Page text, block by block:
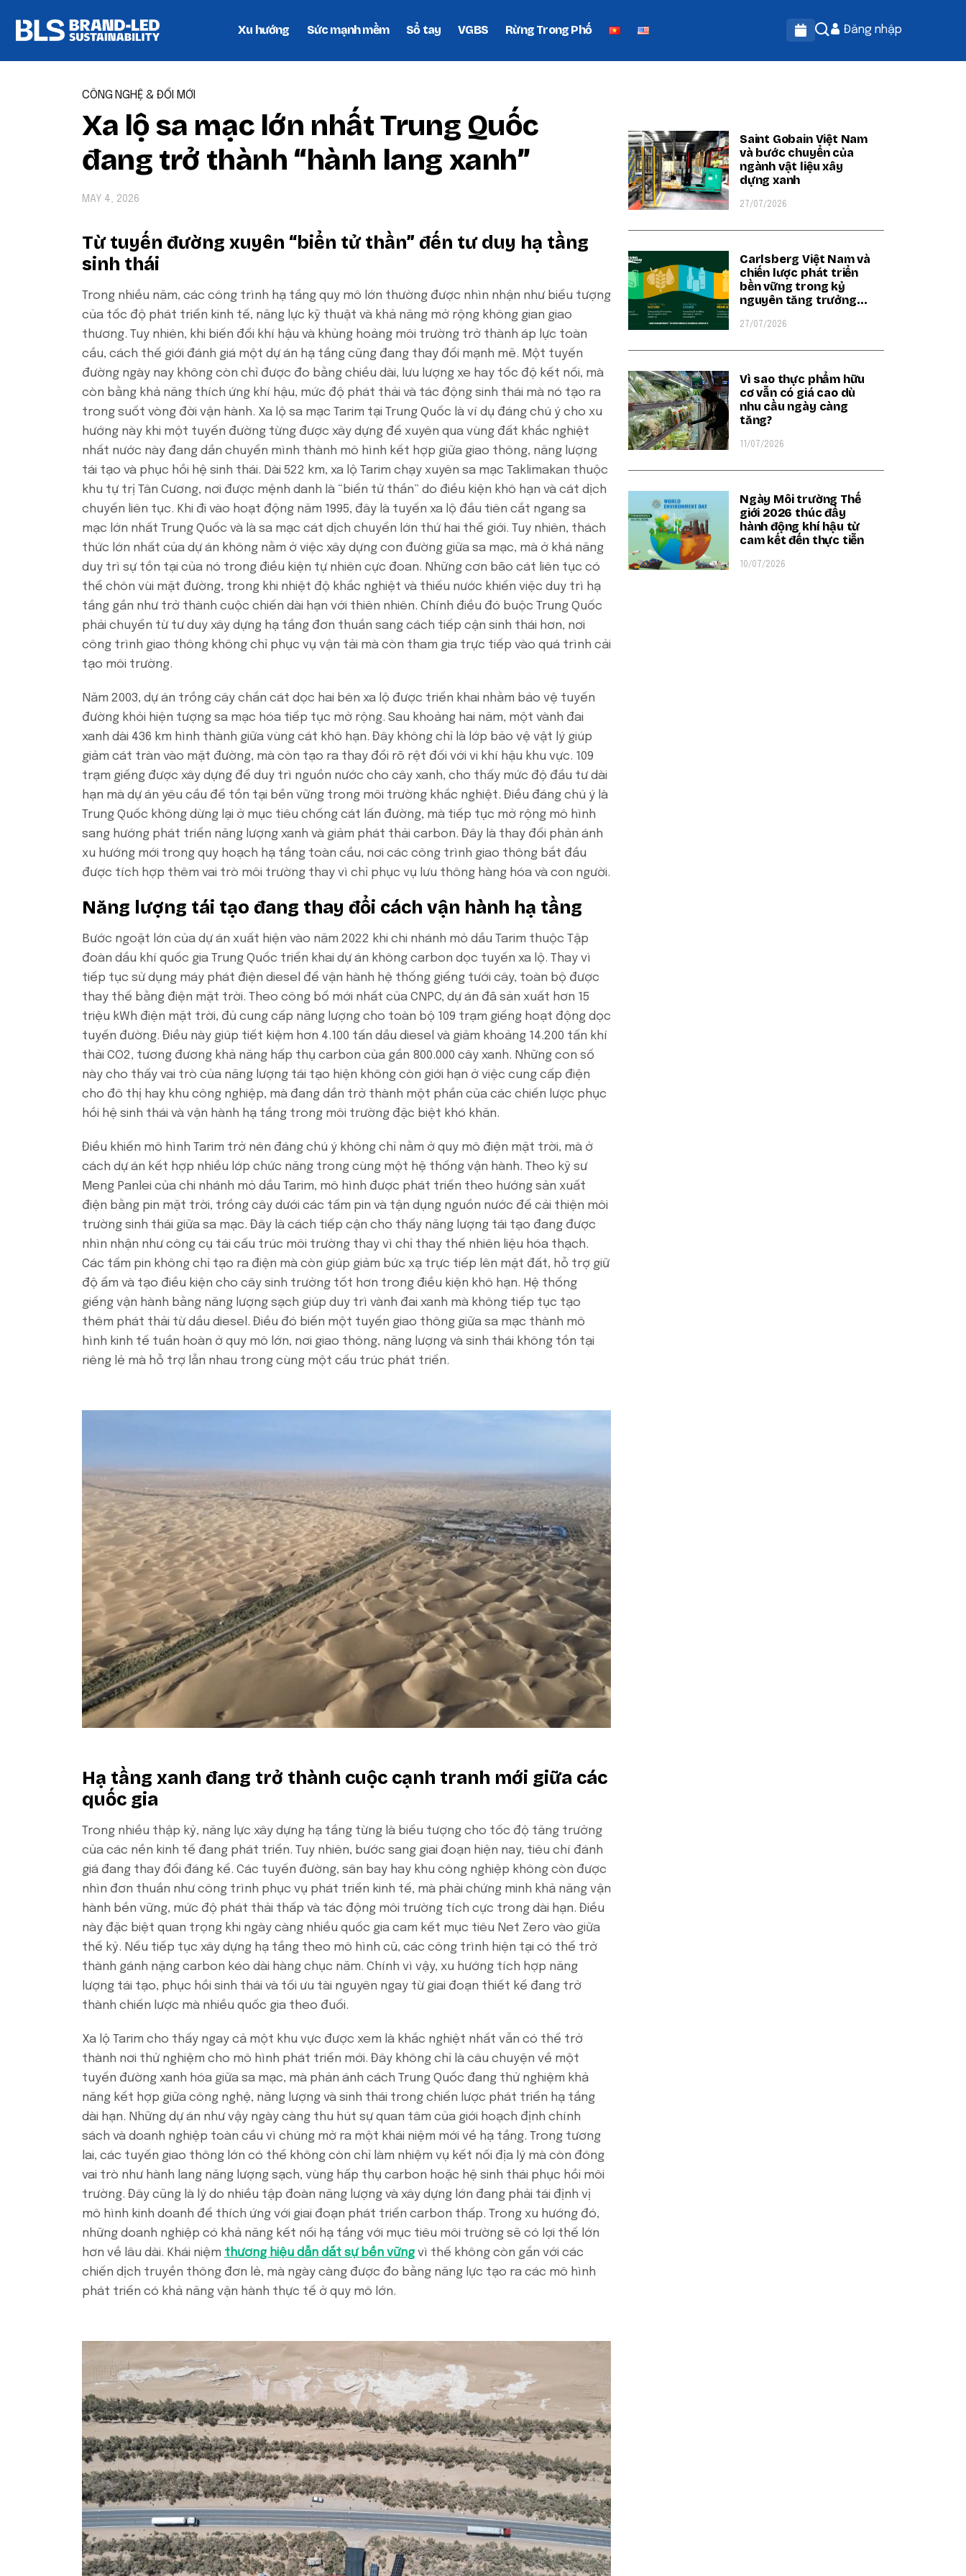
Xu hướng Sức mạnh mềm Sổ tay VGBS Rừng Trong Phố Đăng nhập
CÔNG NGHỆ & ĐỔI MỚI
Xa lộ sa mạc lớn nhất Trung Quốc
đang trở thành “hành lang xanh”
MAY 4, 2026
Từ tuyến đường xuyên “biển tử thần” đến tư duy hạ tầng
sinh thái
Trong nhiều năm, các công trình hạ tầng quy mô lớn thường được nhìn nhận như biểu tượng
của tốc độ phát triển kinh tế, năng lực kỹ thuật và khả năng mở rộng không gian giao
thương. Tuy nhiên, khi biến đổi khí hậu và khủng hoảng môi trường trở thành áp lực toàn
cầu, cách thế giới đánh giá một dự án hạ tầng cũng đang thay đổi mạnh mẽ. Một tuyến
đường ngày nay không còn chỉ được đo bằng chiều dài, lưu lượng xe hay tốc độ kết nối, mà
còn bằng khả năng thích ứng khí hậu, mức độ phát thải và tác động sinh thái mà nó tạo ra
trong suốt vòng đời vận hành. Xa lộ sa mạc Tarim tại Trung Quốc là ví dụ đáng chú ý cho xu
hướng này khi một tuyến đường từng được xây dựng để xuyên qua vùng đất khắc nghiệt
nhất nước này đang dần chuyển mình thành mô hình kết hợp giữa giao thông, năng lượng
tái tạo và phục hồi hệ sinh thái. Dài 522 km, xa lộ Tarim chạy xuyên sa mạc Taklimakan thuộc
khu tự trị Tân Cương, nơi được mệnh danh là “biển tử thần” do điều kiện khô hạn và cát dịch
chuyển liên tục. Khi đi vào hoạt động năm 1995, đây là tuyến xa lộ đầu tiên cắt ngang sa
mạc lớn nhất Trung Quốc và là sa mạc cát dịch chuyển lớn thứ hai thế giới. Tuy nhiên, thách
thức lớn nhất của dự án không nằm ở việc xây dựng con đường giữa sa mạc, mà ở khả năng
duy trì sự tồn tại của nó trong điều kiện tự nhiên cực đoan. Những cơn bão cát liên tục có
thể chôn vùi mặt đường, trong khi nhiệt độ khắc nghiệt và thiếu nước khiến việc duy trì hạ
tầng gần như trở thành cuộc chiến dài hạn với thiên nhiên. Chính điều đó buộc Trung Quốc
phải chuyển từ tư duy xây dựng hạ tầng đơn thuần sang cách tiếp cận sinh thái hơn, nơi
công trình giao thông không chỉ phục vụ vận tải mà còn tham gia trực tiếp vào quá trình cải
tạo môi trường.
Năm 2003, dự án trồng cây chắn cát dọc hai bên xa lộ được triển khai nhằm bảo vệ tuyến
đường khỏi hiện tượng sa mạc hóa tiếp tục mở rộng. Sau khoảng hai năm, một vành đai
xanh dài 436 km hình thành giữa vùng cát khô hạn. Đây không chỉ là lớp bảo vệ vật lý giúp
giảm cát tràn vào mặt đường, mà còn tạo ra thay đổi rõ rệt đối với vi khí hậu khu vực. 109
trạm giếng được xây dựng để duy trì nguồn nước cho cây xanh, cho thấy mức độ đầu tư dài
hạn mà dự án yêu cầu để tồn tại bền vững trong môi trường khắc nghiệt. Điều đáng chú ý là
Trung Quốc không dừng lại ở mục tiêu chống cát lấn đường, mà tiếp tục mở rộng mô hình
sang hướng phát triển năng lượng xanh và giảm phát thải carbon. Đây là thay đổi phản ánh
xu hướng mới trong quy hoạch hạ tầng toàn cầu, nơi các công trình giao thông bắt đầu
được tích hợp thêm vai trò môi trường thay vì chỉ phục vụ lưu thông hàng hóa và con người.
Năng lượng tái tạo đang thay đổi cách vận hành hạ tầng
Bước ngoặt lớn của dự án xuất hiện vào năm 2022 khi chi nhánh mỏ dầu Tarim thuộc Tập
đoàn dầu khí quốc gia Trung Quốc triển khai dự án không carbon dọc tuyến xa lộ. Thay vì
tiếp tục sử dụng máy phát điện diesel để vận hành hệ thống giếng tưới cây, toàn bộ được
thay thế bằng điện mặt trời. Theo công bố mới nhất của CNPC, dự án đã sản xuất hơn 15
triệu kWh điện mặt trời, đủ cung cấp năng lượng cho toàn bộ 109 trạm giếng hoạt động dọc
tuyến đường. Điều này giúp tiết kiệm hơn 4.100 tấn dầu diesel và giảm khoảng 14.200 tấn khí
thải CO2, tương đương khả năng hấp thụ carbon của gần 800.000 cây xanh. Những con số
này cho thấy vai trò của năng lượng tái tạo hiện không còn giới hạn ở việc cung cấp điện
cho đô thị hay khu công nghiệp, mà đang dần trở thành một phần của các chiến lược phục
hồi hệ sinh thái và vận hành hạ tầng trong môi trường đặc biệt khó khăn.
Điều khiến mô hình Tarim trở nên đáng chú ý không chỉ nằm ở quy mô điện mặt trời, mà ở
cách dự án kết hợp nhiều lớp chức năng trong cùng một hệ thống vận hành. Theo kỹ sư
Meng Panlei của chi nhánh mỏ dầu Tarim, mô hình được phát triển theo hướng sản xuất
điện bằng pin mặt trời, trồng cây dưới các tấm pin và tận dụng nguồn nước để cải thiện môi
trường sinh thái giữa sa mạc. Đây là cách tiếp cận cho thấy năng lượng tái tạo đang được
nhìn nhận như công cụ tái cấu trúc môi trường thay vì chỉ thay thế nhiên liệu hóa thạch.
Các tấm pin không chỉ tạo ra điện mà còn giúp giảm bức xạ trực tiếp lên mặt đất, hỗ trợ giữ
độ ẩm và tạo điều kiện cho cây sinh trưởng tốt hơn trong điều kiện khô hạn. Hệ thống
giếng vận hành bằng năng lượng sạch giúp duy trì vành đai xanh mà không tiếp tục tạo
thêm phát thải từ dầu diesel. Điều đó biến một tuyến giao thông giữa sa mạc thành mô
hình kinh tế tuần hoàn ở quy mô lớn, nơi giao thông, năng lượng và sinh thái không tồn tại
riêng lẻ mà hỗ trợ lẫn nhau trong cùng một cấu trúc phát triển.
Hạ tầng xanh đang trở thành cuộc cạnh tranh mới giữa các
quốc gia
Trong nhiều thập kỷ, năng lực xây dựng hạ tầng từng là biểu tượng cho tốc độ tăng trưởng
của các nền kinh tế đang phát triển. Tuy nhiên, bước sang giai đoạn hiện nay, tiêu chí đánh
giá đang thay đổi đáng kể. Các tuyến đường, sân bay hay khu công nghiệp không còn được
nhìn đơn thuần như công trình phục vụ phát triển kinh tế, mà phải chứng minh khả năng vận
hành bền vững, mức độ phát thải thấp và tác động môi trường tích cực trong dài hạn. Điều
này đặc biệt quan trọng khi ngày càng nhiều quốc gia cam kết mục tiêu Net Zero vào giữa
thế kỷ. Nếu tiếp tục xây dựng hạ tầng theo mô hình cũ, các công trình hiện tại có thể trở
thành gánh nặng carbon kéo dài hàng chục năm. Chính vì vậy, xu hướng tích hợp năng
lượng tái tạo, phục hồi sinh thái và tối ưu tài nguyên ngay từ giai đoạn thiết kế đang trở
thành chiến lược mà nhiều quốc gia theo đuổi.
Xa lộ Tarim cho thấy ngay cả một khu vực được xem là khắc nghiệt nhất vẫn có thể trở
thành nơi thử nghiệm cho mô hình phát triển mới. Đây không chỉ là câu chuyện về một
tuyến đường xanh hóa giữa sa mạc, mà phản ánh cách Trung Quốc đang thử nghiệm khả
năng kết hợp giữa công nghệ, năng lượng và sinh thái trong chiến lược phát triển hạ tầng
dài hạn. Những dự án như vậy ngày càng thu hút sự quan tâm của giới hoạch định chính
sách và doanh nghiệp toàn cầu vì chúng mở ra một khái niệm mới về hạ tầng. Trong tương
lai, các tuyến giao thông lớn có thể không còn chỉ làm nhiệm vụ kết nối địa lý mà còn đóng
vai trò như hành lang năng lượng sạch, vùng hấp thụ carbon hoặc hệ sinh thái phục hồi môi
trường. Đây cũng là lý do nhiều tập đoàn năng lượng và xây dựng lớn đang phải tái định vị
mô hình kinh doanh để thích ứng với giai đoạn phát triển carbon thấp. Trong xu hướng đó,
những doanh nghiệp có khả năng kết nối hạ tầng với mục tiêu môi trường sẽ có lợi thế lớn
hơn về lâu dài. Khái niệm thương hiệu dẫn dắt sự bền vững vì thế không còn gắn với các
chiến dịch truyền thông đơn lẻ, mà ngày càng được đo bằng năng lực tạo ra các mô hình
phát triển có khả năng vận hành thực tế ở quy mô lớn.
Saint Gobain Việt Nam
và bước chuyển của
ngành vật liệu xây
dựng xanh
27/07/2026
Carlsberg Việt Nam và
chiến lược phát triển
bền vững trong kỷ
nguyên tăng trưởng
27/07/2026
Vì sao thực phẩm hữu
cơ vẫn có giá cao dù
nhu cầu ngày càng
tăng?
11/07/2026
Ngày Môi trường Thế
giới 2026 thúc đẩy
hành động khí hậu từ
cam kết đến thực tiễn
10/07/2026